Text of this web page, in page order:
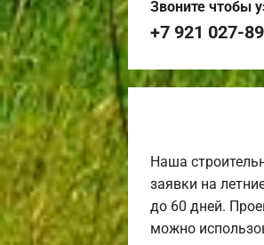
Звоните чтобы
+7 921 027-
Наша
заявки на
до 60 дней.
можно